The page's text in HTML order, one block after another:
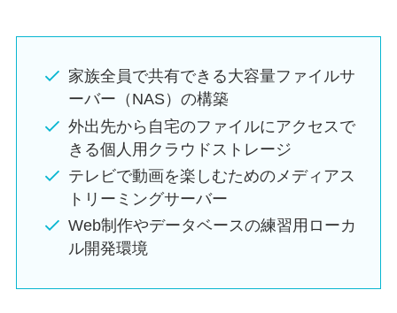
家族全員で共有できる大容量ファイルサ
ーバー（NAS）の構築
外出先から自宅のファイルにアクセスで
きる個人用クラウドストレージ
テレビで動画を楽しむためのメディアス
トリーミングサーバー
Web制作やデータベースの練習用ローカ
ル開発環境